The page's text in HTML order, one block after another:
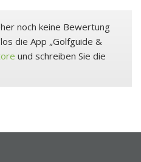
noch keine Bewertung
die App „Golfguide &
und schreiben Sie die